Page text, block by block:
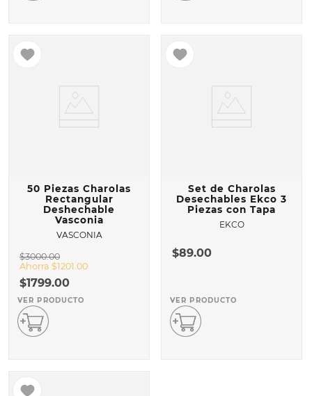
50 Piezas Charolas
Rectangular
Deshechable
Vasconia
VASCONIA
$3000.00
Ahorra $1201.00
$1799.00
VER PRODUCTO
Set de Charolas
Desechables Ekco 3
Piezas con Tapa
EKCO
$89.00
VER PRODUCTO